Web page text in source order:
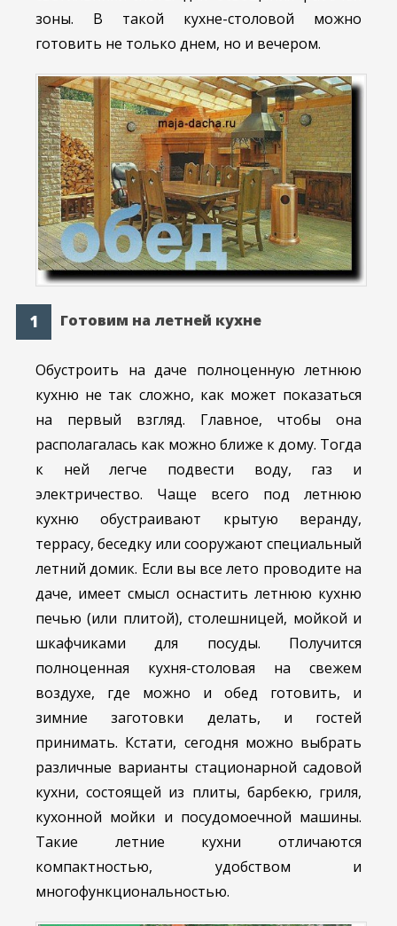
зоны. В такой кухне-столовой можно
готовить не только днем, но и вечером.
Готовим на летней кухне
Обустроить на даче полноценную летнюю
кухню не так сложно, как может показаться
на первый взгляд. Главное, чтобы она
располагалась как можно ближе к дому. Тогда
к ней легче подвести воду, газ и
электричество. Чаще всего под летнюю
кухню обустраивают крытую веранду,
террасу, беседку или сооружают специальный
летний домик. Если вы все лето проводите на
даче, имеет смысл оснастить летнюю кухню
печью (или плитой), столешницей, мойкой и
шкафчиками для посуды. Получится
полноценная кухня-столовая на свежем
воздухе, где можно и обед готовить, и
зимние заготовки делать, и гостей
принимать. Кстати, сегодня можно выбрать
различные варианты стационарной садовой
кухни, состоящей из плиты, барбекю, гриля,
кухонной мойки и посудомоечной машины.
Такие летние кухни отличаются
компактностью, удобством и
многофункциональностью.